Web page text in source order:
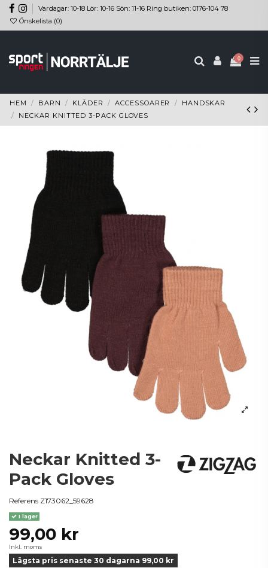
Vardagar: 10-18 Lör: 10-16 Sön: 11-16 Ring butiken: 0176-104 78
Önskelista (0)
0
HEM BARN KLÄDER ACCESSOARER
HANDSKAR
NECKAR KNITTED 3-PACK GLOVES
Neckar Knitted 3-
Pack Gloves
Referens Z173062_59628
I lager
99,00 kr
Inkl. moms
Lägsta pris senaste 30 dagarna 99,00 kr